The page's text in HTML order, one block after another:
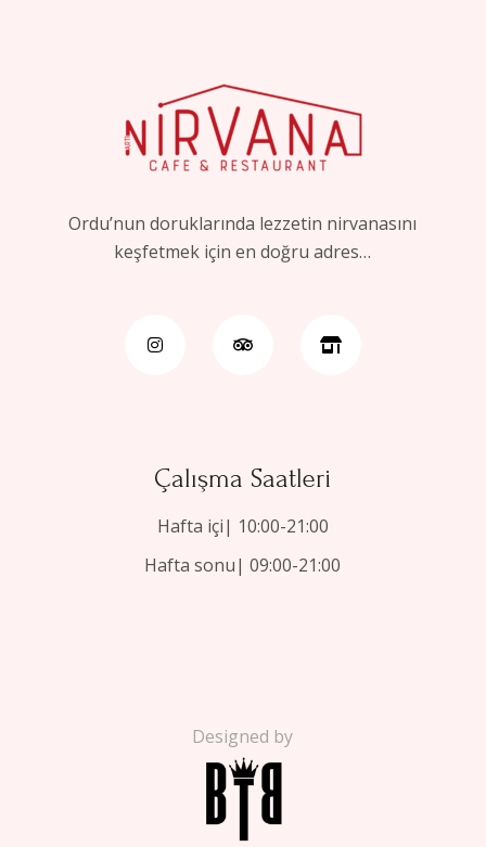
Ordu’nun doruklarında lezzetin nirvanasını
keşfetmek için en doğru adres…
Çalışma Saatleri
Hafta içi| 10:00-21:00
Hafta sonu| 09:00-21:00
Designed by